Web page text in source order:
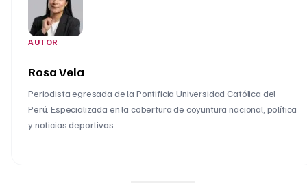
AUTOR
Rosa Vela
Periodista egresada de la Pontificia Universidad Católica del
Perú. Especializada en la cobertura de coyuntura nacional, política
y noticias deportivas.